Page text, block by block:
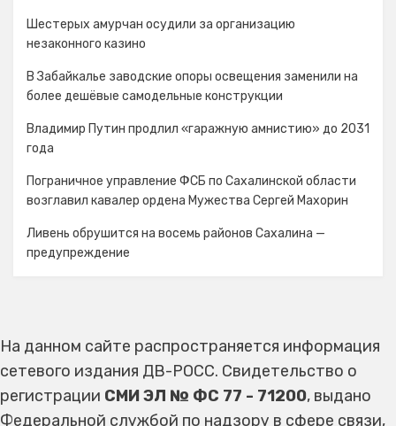
Шестерых амурчан осудили за организацию
незаконного казино
В Забайкалье заводские опоры освещения заменили на
более дешёвые самодельные конструкции
Владимир Путин продлил «гаражную амнистию» до 2031
года
Пограничное управление ФСБ по Сахалинской области
возглавил кавалер ордена Мужества Сергей Махорин
Ливень обрушится на восемь районов Сахалина —
предупреждение
На данном сайте распространяется информация
сетевого издания ДВ-РОСС. Свидетельство о
регистрации СМИ ЭЛ № ФС 77 - 71200, выдано
Федеральной службой по надзору в сфере связи,